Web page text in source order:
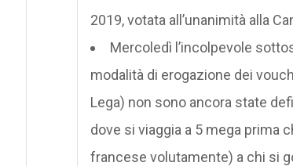
2019, votata all’unanimità alla
Mercoledì l’incolpevole
modalità di erogazione dei
Lega) non sono ancora state
dove si viaggia a 5 mega prima
francese volutamente) a chi si